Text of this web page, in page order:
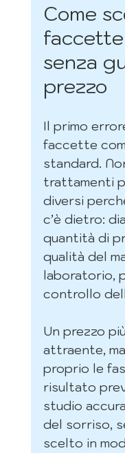
Come
faccette
senza
prezzo
Il primo
faccette
standard.
trattamenti
diversi
c’è dietro:
quantità di
qualità del
laboratorio,
controllo
Un prezzo
attraente,
proprio le
risultato
studio
del sorriso,
scelto in